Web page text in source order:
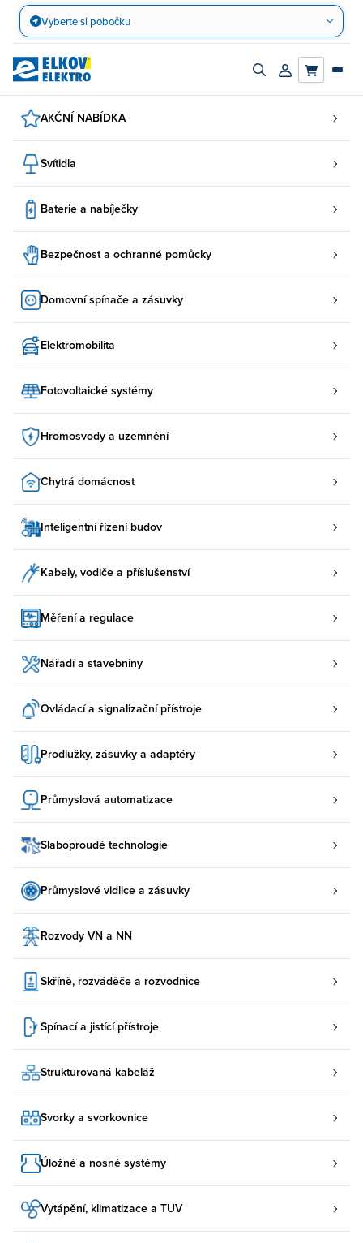
Přejít
obsah
Vyberte si pobočku
Zapnout/vypnout
Přihlásit/
AKČNÍ NABÍDKA
Svítidla
Baterie a nabíječky
Bezpečnost a ochranné pomůcky
Domovní spínače a zásuvky
Elektromobilita
Fotovoltaické systémy
Hromosvody a uzemnění
Chytrá domácnost
Inteligentní řízení budov
Kabely, vodiče a příslušenství
Měření a regulace
Nářadí a stavebniny
Ovládací a signalizační přístroje
Prodlužky, zásuvky a adaptéry
Průmyslová automatizace
Slaboproudé technologie
Průmyslové vidlice a zásuvky
Rozvody VN a NN
Skříně, rozváděče a rozvodnice
Spínací a jistící přístroje
Strukturovaná kabeláž
Svorky a svorkovnice
Úložné a nosné systémy
Vytápění, klimatizace a TUV